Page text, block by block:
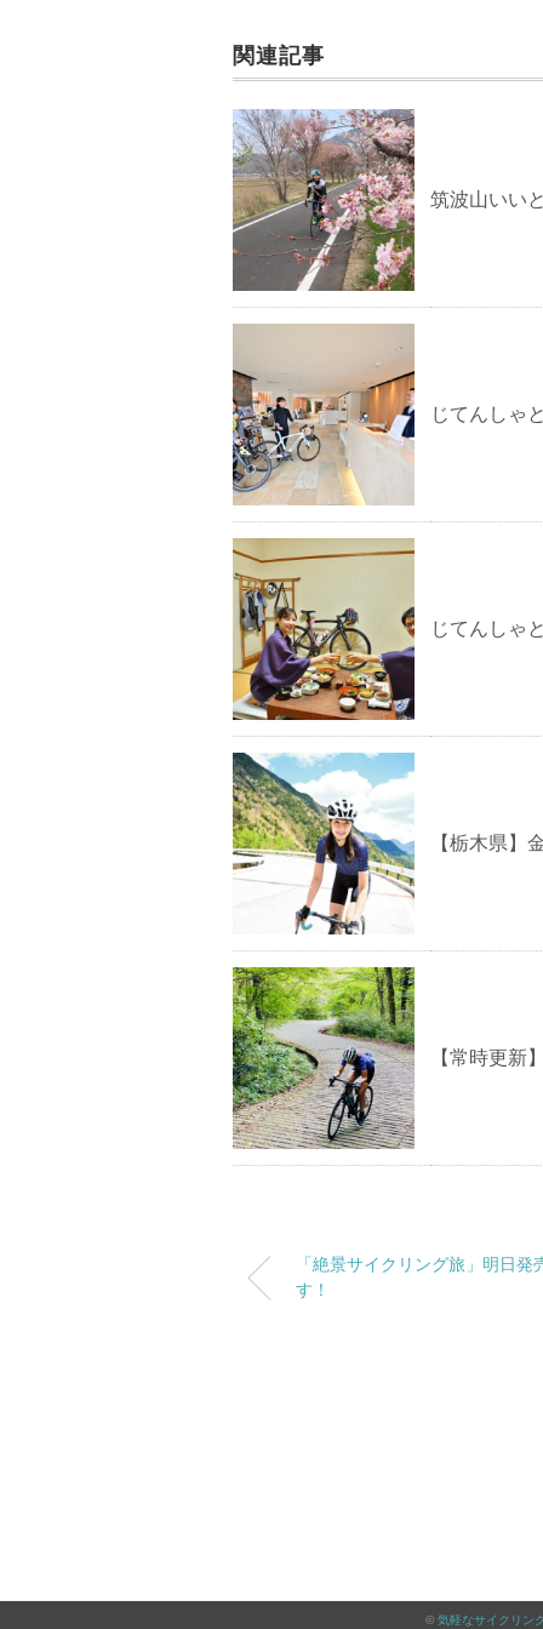
関連記事
筑波山いい
じてんしゃ
じてんしゃ
【栃木県】
【常時更新
「絶景サイクリング旅」明日発
す！
© 気軽なサイクリン